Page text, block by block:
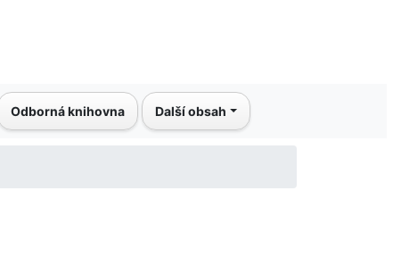
Odborná knihovna Další obsah